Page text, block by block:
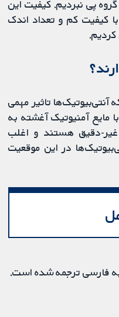
پی نبردیم. کیفیت این
کیفیت کم و تعداد اندک
آنتی‌بیوتیک‌ها تاثیر مهمی
مایع آمنیوتیک آغشته به
غیر-دقیق هستند و اغلب
در این موقعیت
به فارسی ترجمه شده است.